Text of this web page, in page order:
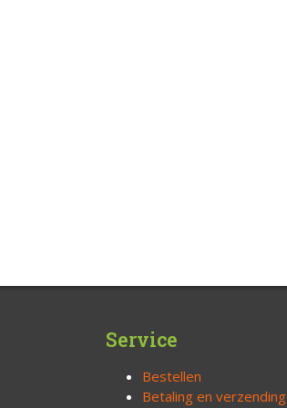
Service
Bestellen
Betaling en verzending